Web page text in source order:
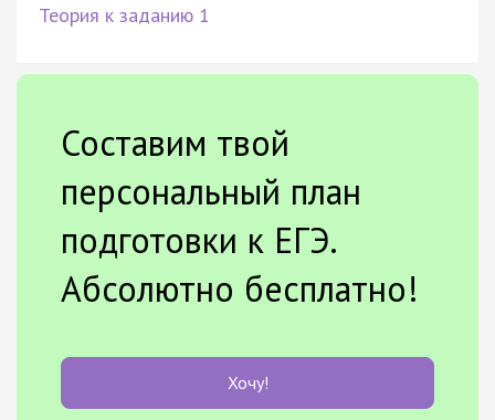
Теория к заданию 1
Составим твой
персональный план
подготовки к ЕГЭ.
Абсолютно бесплатно!
Хочу!